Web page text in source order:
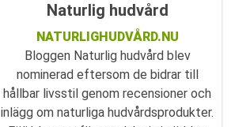
Naturlig hudvård
NATURLIGHUDVÅRD.NU
Bloggen Naturlig hudvård blev
nominerad eftersom de bidrar till
hållbar livsstil genom recensioner och
inlägg om naturliga hudvårdsprodukter.